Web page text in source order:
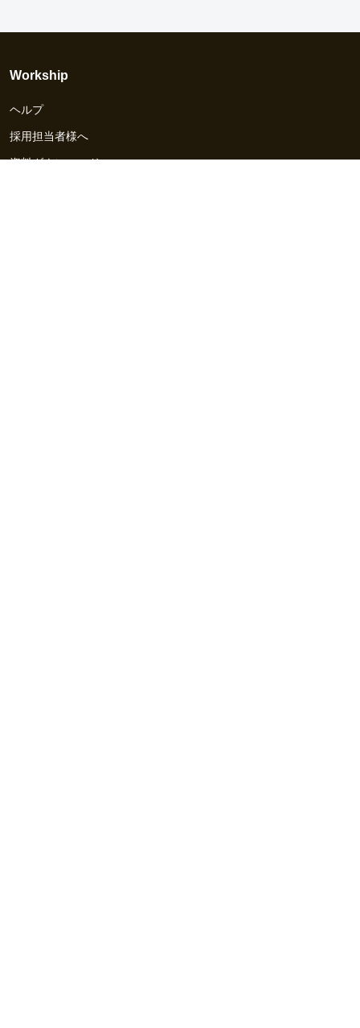
Workship
ヘルプ
採用担当者様へ
資料ダウンロード